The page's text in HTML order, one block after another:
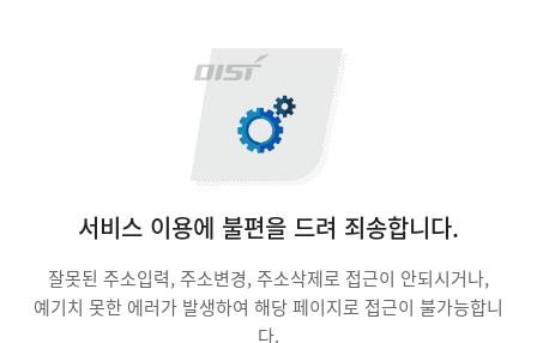
서비스 이용에 불편을 드려 죄송합니다.
잘못된 주소입력, 주소변경, 주소삭제로 접근이 안되시거나,
예기치 못한 에러가 발생하여 해당 페이지로 접근이 불가능합니
다.